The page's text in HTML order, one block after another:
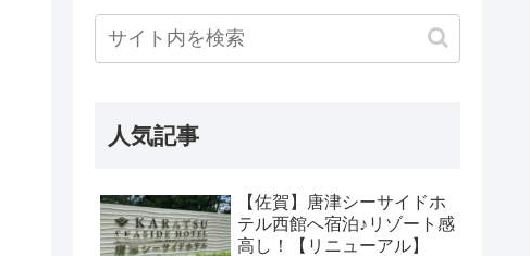
人気記事
【佐賀】唐津シーサイドホ
テル西館へ宿泊♪リゾート感
高し！【リニューアル】